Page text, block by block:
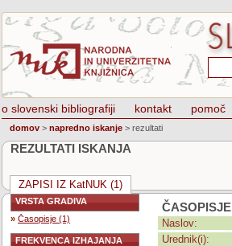
o slovenski bibliografiji kontakt pomoč
domov > napredno iskanje > rezultati
REZULTATI ISKANJA
ZAPISI IZ KatNUK (1)
VRSTA GRADIVA
» Časopisje (1)
FREKVENCA IZHAJANJA
ČASOPISJE
Naslov:
Urednik(i):